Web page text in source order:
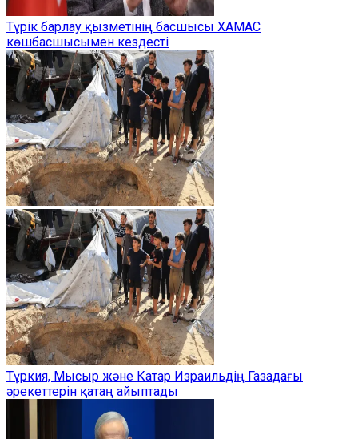
Түрік барлау қызметінің басшысы ХАМАС
көшбасшысымен кездесті
Түркия, Мысыр және Катар Израильдің Газадағы
әрекеттерін қатаң айыптады